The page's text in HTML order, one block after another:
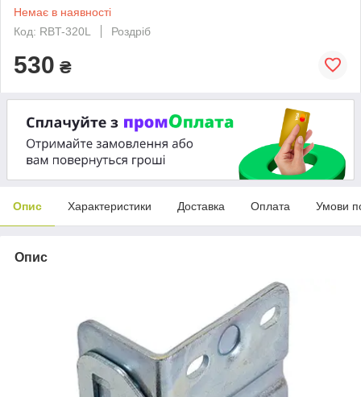
Немає в наявності
Код: RBT-320L
Роздріб
530 ₴
Опис Характеристики Доставка Оплата Умови
Опис